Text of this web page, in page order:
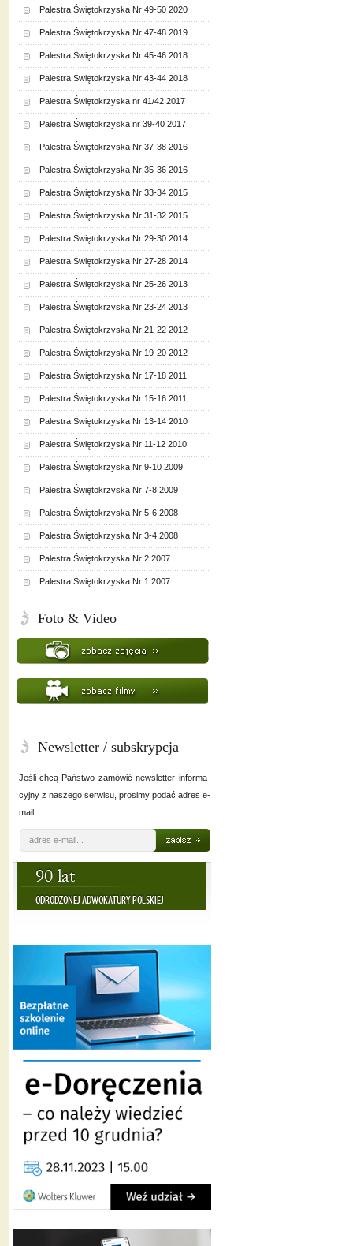
Palestra Świętokrzyska Nr 49-50 2020
Palestra Świętokrzyska Nr 47-48 2019
Palestra Świętokrzyska Nr 45-46 2018
Palestra Świętokrzyska Nr 43-44 2018
Palestra Świętokrzyska nr 41/42 2017
Palestra Świętokrzyska nr 39-40 2017
Palestra Świętokrzyska Nr 37-38 2016
Palestra Świętokrzyska Nr 35-36 2016
Palestra Świętokrzyska Nr 33-34 2015
Palestra Świętokrzyska Nr 31-32 2015
Palestra Świętokrzyska Nr 29-30 2014
Palestra Świętokrzyska Nr 27-28 2014
Palestra Świętokrzyska Nr 25-26 2013
Palestra Świętokrzyska Nr 23-24 2013
Palestra Świętokrzyska Nr 21-22 2012
Palestra Świętokrzyska Nr 19-20 2012
Palestra Świętokrzyska Nr 17-18 2011
Palestra Świętokrzyska Nr 15-16 2011
Palestra Świętokrzyska Nr 13-14 2010
Palestra Świętokrzyska Nr 11-12 2010
Palestra Świętokrzyska Nr 9-10 2009
Palestra Świętokrzyska Nr 7-8 2009
Palestra Świętokrzyska Nr 5-6 2008
Palestra Świętokrzyska Nr 3-4 2008
Palestra Świętokrzyska Nr 2 2007
Palestra Świętokrzyska Nr 1 2007
Foto & Video
Newsletter / subskrypcja
Jeśli chcą Państwo zamówić newsletter informa-
cyjny z naszego serwisu, prosimy podać adres e-
mail.